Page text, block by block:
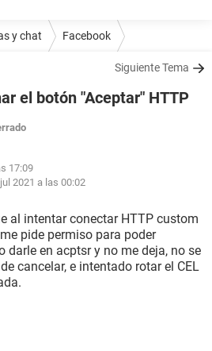
y chat Facebook
Siguiente Tema
el botón "Aceptar" HTTP
17:09
2021 a las 00:02
al intentar conectar HTTP custom
pide permiso para poder
darle en acptsr y no me deja, no se
cancelar, e intentado rotar el CEL